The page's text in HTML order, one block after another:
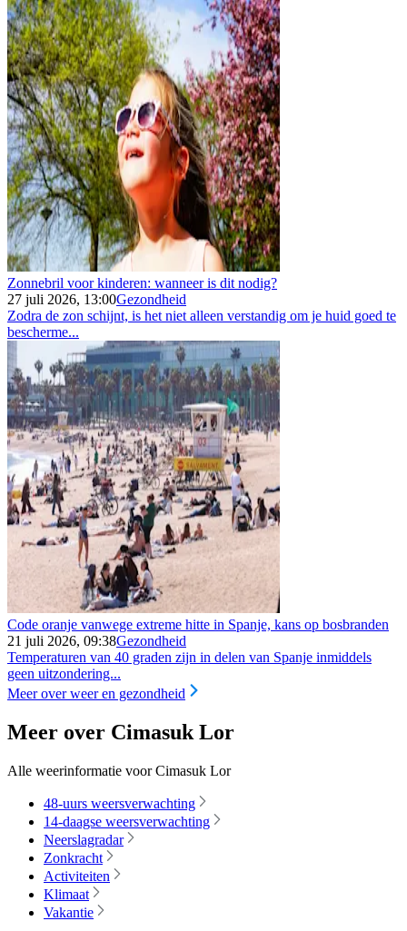
Zonnebril voor kinderen: wanneer is dit nodig?
27 juli 2026, 13:00Gezondheid
Zodra de zon schijnt, is het niet alleen verstandig om je huid goed te
bescherme...
Code oranje vanwege extreme hitte in Spanje, kans op bosbranden
21 juli 2026, 09:38Gezondheid
Temperaturen van 40 graden zijn in delen van Spanje inmiddels
geen uitzondering...
Meer over weer en gezondheid
Meer over Cimasuk Lor
Alle weerinformatie voor Cimasuk Lor
48-uurs weersverwachting
14-daagse weersverwachting
Neerslagradar
Zonkracht
Activiteiten
Klimaat
Vakantie